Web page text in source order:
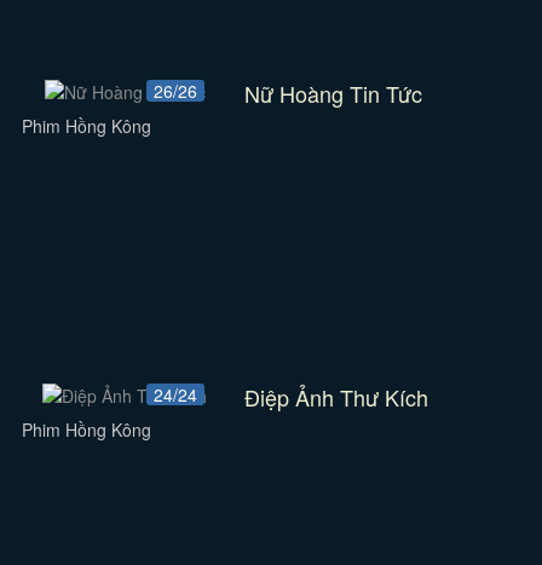
26/26 Nữ Hoàng Tin Tức
Phim Hồng Kông
24/24 Điệp Ảnh Thư Kích
Phim Hồng Kông